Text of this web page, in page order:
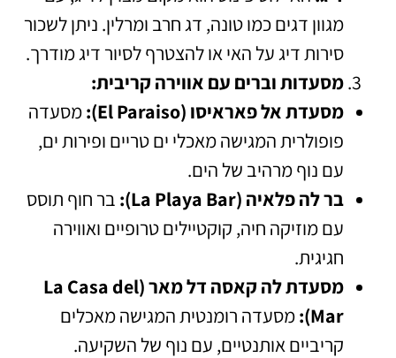
מגוון דגים כמו טונה, דג חרב ומרלין. ניתן לשכור
סירות דיג על האי או להצטרף לסיור דיג מודרך.
מסעדות וברים עם אווירה קריבית:
מסעדת אל פאראיסו (El Paraiso):
מסעדה
פופולרית המגישה מאכלי ים טריים ופירות ים,
עם נוף מרהיב של הים.
בר לה פלאיה (La Playa Bar):
בר חוף תוסס
עם מוזיקה חיה, קוקטיילים טרופיים ואווירה
חגיגית.
מסעדת לה קאסה דל מאר (La Casa del
Mar):
מסעדה רומנטית המגישה מאכלים
קריביים אותנטיים, עם נוף של השקיעה.